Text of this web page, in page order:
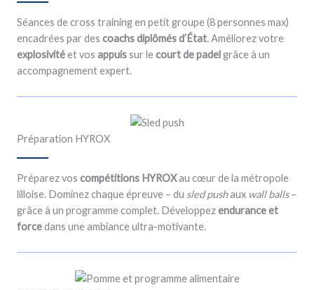
Séances de cross training en petit groupe (8 personnes max)
encadrées par des coachs diplômés d’État. Améliorez votre
explosivitéet vos appuissur lecourt de padelgrâce à un
accompagnement expert.
Préparation HYROX
Préparez vos compétitions HYROXau cœur de la métropole
lilloise. Dominez chaque épreuve – du sled pushaux wall balls–
grâce à un programme complet. Développezendurance et
forcedans une ambiance ultra-motivante.